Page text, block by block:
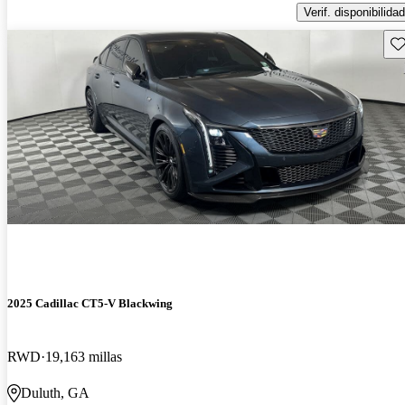
Verif. disponibilidad
2025 Cadillac CT5-V Blackwing
RWD 19,163 millas
Duluth, GA